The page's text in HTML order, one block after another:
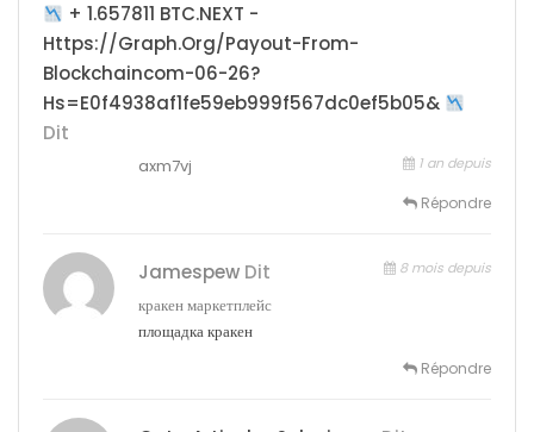
+ 1.657811 BTC.NEXT -
Https://graph.org/Payout-From-
Blockchaincom-06-26?
Hs=e0f4938af1fe59eb999f567dc0ef5b05&
Dit
1 an depuis
axm7vj
Répondre
Jamespew Dit 8 mois depuis
кракен маркетплейс
площадка кракен
Répondre